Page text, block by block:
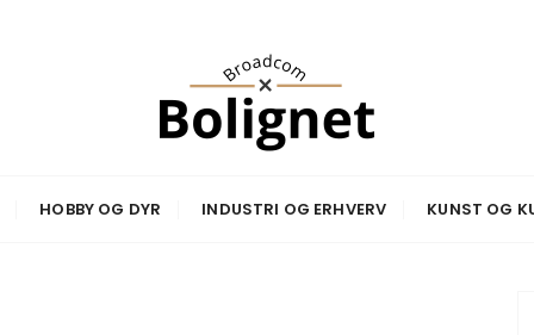
HOBBY OG DYR INDUSTRI OG ERHVERV KUNST OG